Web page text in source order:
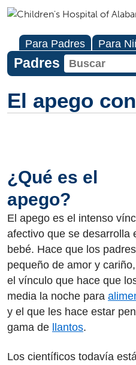
Para Padres Para
Padres
El apego
¿Qué es el
apego?
El apego es el intenso
afectivo que se desarrolla
bebé. Hace que los
pequeño de amor y
el vínculo que hace que
media la noche para
y el que les hace estar
gama de
llantos.
Los científicos todavía